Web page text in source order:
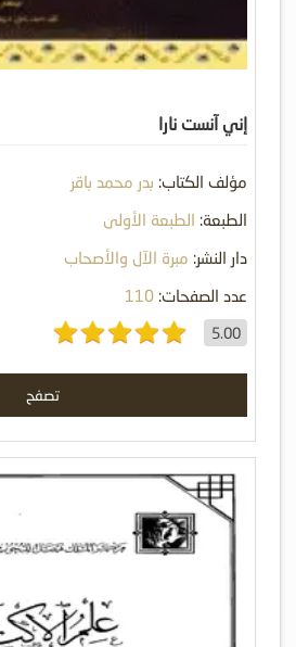
إني آنست نارا
مؤلف الكتاب: بدر محمد باقر
الطبعة: الطبعة الأولى
دار النشر: مبرة الآل والأصحاب
عدد الصفحات: 110
5.00
تصفح